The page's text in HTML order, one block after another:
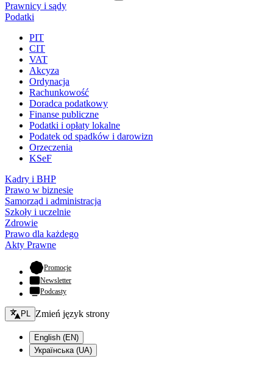
Prawnicy i sądy
Podatki
PIT
CIT
VAT
Akcyza
Ordynacja
Rachunkowość
Doradca podatkowy
Finanse publiczne
Podatki i opłaty lokalne
Podatek od spadków i darowizn
Orzeczenia
KSeF
Kadry i BHP
Prawo w biznesie
Samorząd i administracja
Szkoły i uczelnie
Zdrowie
Prawo dla każdego
Akty Prawne
Promocje- otwiera się w nowej karcie
Newsletter
Podcasty
Zmień język - bieżący:
PL Zmień język strony
English (EN)
Українська (UA)